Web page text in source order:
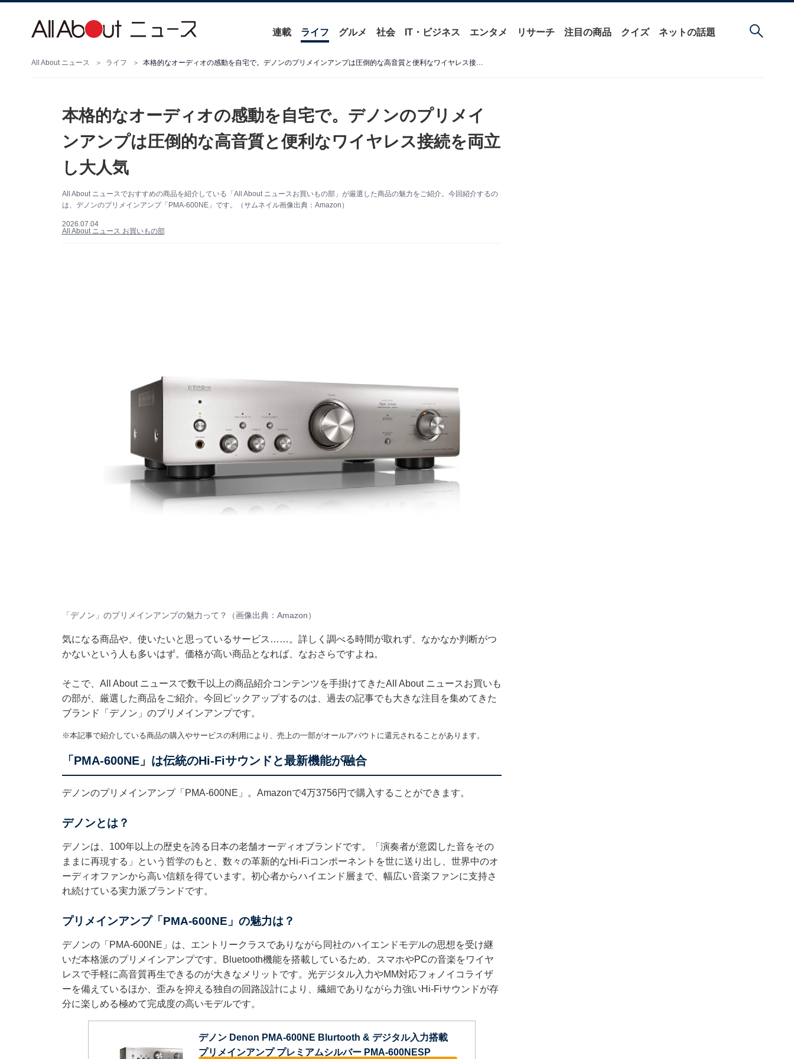
連載 ライフ グルメ 社会 IT・ビジネス エンタメ リサーチ 注目の商品 クイズ ネットの話題
All About ニュース ライフ 本格的なオーディオの感動を自宅で。デノンのプリメインアンプは圧倒的な高音質と便利なワイヤレス接続を両立し大人気
本格的なオーディオの感動を自宅で。デノンのプリメイ
ンアンプは圧倒的な高音質と便利なワイヤレス接続を両立
し大人気
All About ニュースでおすすめの商品を紹介している「All About ニュースお買いもの部」が厳選した商品の魅力をご紹介。今回紹介するの
は、デノンのプリメインアンプ「PMA-600NE」です。（サムネイル画像出典：Amazon）
2026.07.04
All About ニュース お買いもの部
「デノン」のプリメインアンプの魅力って？（画像出典：Amazon）
気になる商品や、使いたいと思っているサービス……。詳しく調べる時間が取れず、なかなか判断がつ
かないという人も多いはず。価格が高い商品となれば、なおさらですよね。
そこで、All About ニュースで数千以上の商品紹介コンテンツを手掛けてきたAll About ニュースお買いも
の部が、厳選した商品をご紹介。今回ピックアップするのは、過去の記事でも大きな注目を集めてきた
ブランド「デノン」のプリメインアンプです。
※本記事で紹介している商品の購入やサービスの利用により、売上の一部がオールアバウトに還元されることがあります。
「PMA-600NE」は伝統のHi-Fiサウンドと最新機能が融合
デノンのプリメインアンプ「PMA-600NE」。Amazonで4万3756円で購入することができます。
デノンとは？
デノンは、100年以上の歴史を誇る日本の老舗オーディオブランドです。「演奏者が意図した音をその
ままに再現する」という哲学のもと、数々の革新的なHi-Fiコンポーネントを世に送り出し、世界中のオ
ーディオファンから高い信頼を得ています。初心者からハイエンド層まで、幅広い音楽ファンに支持さ
れ続けている実力派ブランドです。
プリメインアンプ「PMA-600NE」の魅力は？
デノンの「PMA-600NE」は、エントリークラスでありながら同社のハイエンドモデルの思想を受け継
いだ本格派のプリメインアンプです。Bluetooth機能を搭載しているため、スマホやPCの音楽をワイヤ
レスで手軽に高音質再生できるのが大きなメリットです。光デジタル入力やMM対応フォノイコライザ
ーを備えているほか、歪みを抑える独自の回路設計により、繊細でありながら力強いHi-Fiサウンドが存
分に楽しめる極めて完成度の高いモデルです。
デノン Denon PMA-600NE Blurtooth & デジタル入力搭載
プリメインアンプ プレミアムシルバー PMA-600NESP